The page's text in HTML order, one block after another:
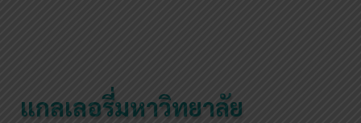
แกลเลอรี่มหาวิทยาลัย